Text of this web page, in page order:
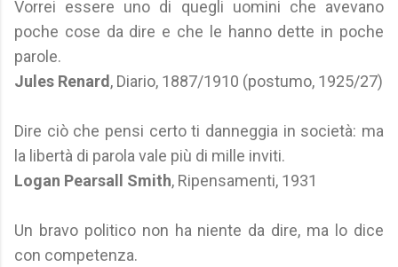
Vorrei essere uno di quegli uomini che avevano
poche cose da dire e che le hanno dette in poche
parole.
Jules Renard , Diario, 1887/1910 (postumo, 1925/27)
Dire ciò che pensi certo ti danneggia in società: ma
la libertà di parola vale più di mille inviti.
Logan Pearsall Smith, Ripensamenti, 1931
Un bravo politico non ha niente da dire, ma lo dice
con competenza.